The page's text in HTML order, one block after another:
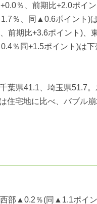
％、前期比+2.0ポ
％、同▲0.6ポイント)は
前期比+3.6ポイント)
％同+1.5ポイント)は下
葉県41.1、埼玉県51.7
住宅地に比べ、バブル
部▲0.2％(同▲1.1ポイ